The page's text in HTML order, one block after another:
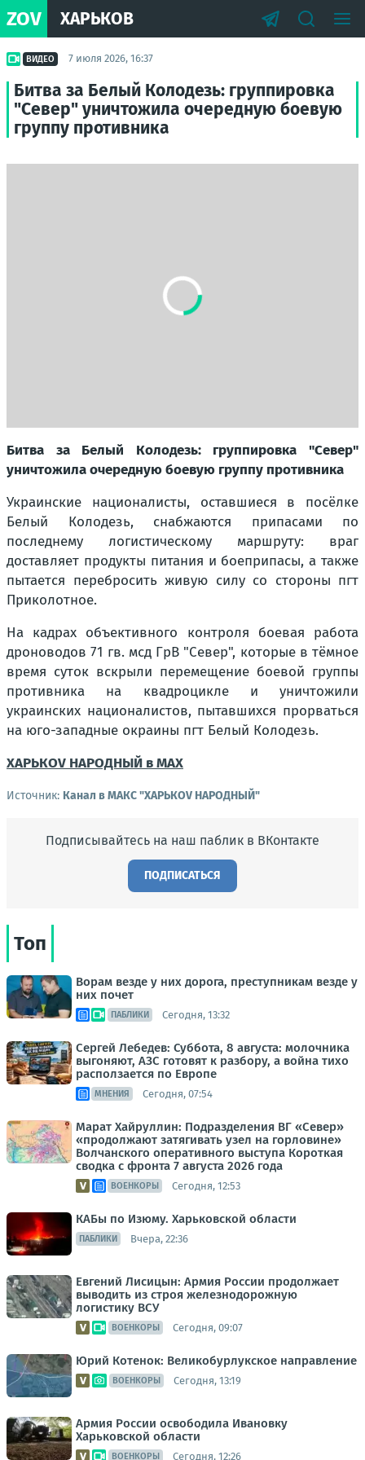
ZOV ХАРЬКОВ
ВИДЕО 7 июля 2026, 16:37
Битва за Белый Колодезь: группировка
"Север" уничтожила очередную боевую
группу противника
Битва за Белый Колодезь: группировка "Север"
уничтожила очередную боевую группу противника
Украинские националисты, оставшиеся в посёлке
Белый Колодезь, снабжаются припасами по
последнему логистическому маршруту: враг
доставляет продукты питания и боеприпасы, а также
пытается перебросить живую силу со стороны пгт
Приколотное.
На кадрах объективного контроля боевая работа
дроноводов 71 гв. мсд ГрВ "Север", которые в тёмное
время суток вскрыли перемещение боевой группы
противника на квадроцикле и уничтожили
украинских националистов, пытавшихся прорваться
на юго-западные окраины пгт Белый Колодезь.
ХАРЬКОV НАРОДНЫЙ в MAX
Источник: Канал в МАКС "ХАРЬКОV НАРОДНЫЙ"
Подписывайтесь на наш паблик в ВКонтакте
ПОДПИСАТЬСЯ
Топ
Ворам везде у них дорога, преступникам везде у
них почет
ПАБЛИКИ Сегодня, 13:32
Сергей Лебедев: Суббота, 8 августа: молочника
выгоняют, АЗС готовят к разбору, а война тихо
расползается по Европе
МНЕНИЯ Сегодня, 07:54
Марат Хайруллин: Подразделения ВГ «Север»
«продолжают затягивать узел на горловине»
Волчанского оперативного выступа Короткая
сводка с фронта 7 августа 2026 года
ВОЕНКОРЫ Сегодня, 12:53
КАБы по Изюму. Харьковской области
ПАБЛИКИ Вчера, 22:36
Евгений Лисицын: Армия России продолжает
выводить из строя железнодорожную
логистику ВСУ
ВОЕНКОРЫ Сегодня, 09:07
Юрий Котенок: Великобурлукское направление
ВОЕНКОРЫ Сегодня, 13:19
Армия России освободила Ивановку
Харьковской области
ВОЕНКОРЫ Сегодня, 12:26